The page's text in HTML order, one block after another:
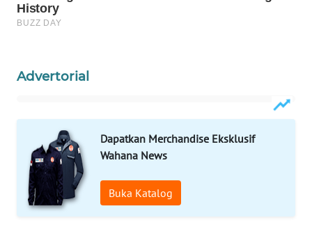
Advertorial
Dapatkan Merchandise Eksklusif
Wahana News
Buka Katalog
Wahana
Media
NEWS
WAHANA
WAHANA
ADVOKAT
WAHANA